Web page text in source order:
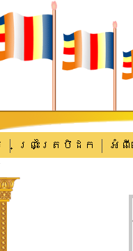
ព្រះត្រៃបិដក អំពី